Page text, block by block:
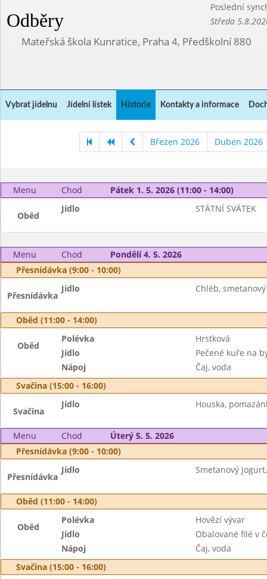
Odběry
Poslední
Středa
Mateřská škola Kunratice, Praha 4, Předškolní 880
Vybrat jídelnu Jídelní lístek Historie Kontakty a informace
Březen 2026 Duben 2026
Menu Chod Pátek 1. 5. 2026 (11:00 - 14:00)
Oběd
Jídlo STÁTNÍ SVÁTEK
Menu Chod
Pondělí 4. 5. 2026
Přesnídávka (9:00 - 10:00)
Přesnídávka
Jídlo Chléb,
Oběd (11:00 - 14:00)
Oběd
Polévka
Hrstková
Jídlo
Pečené kuře na
Nápoj
Čaj, voda
Svačina (15:00 - 16:00)
Svačina
Jídlo Houska,
Menu Chod
Úterý 5. 5. 2026
Přesnídávka (9:00 - 10:00)
Přesnídávka
Jídlo Smetanový
Oběd (11:00 - 14:00)
Oběd
Polévka
Hovězí vývar
Jídlo
Obalované filé v
Nápoj
Čaj, voda
Svačina (15:00 - 16:00)